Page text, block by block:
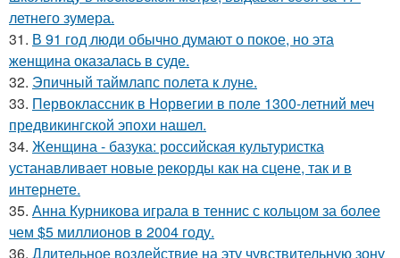
летнего зумера.
31. В 91 год люди обычно думают о покое, но эта
женщина оказалась в суде.
32. Эпичный таймлапс полета к луне.
33. Первоклассник в Норвегии в поле 1300-летний меч
предвикингской эпохи нашел.
34. Женщина - базука: российская культуристка
устанавливает новые рекорды как на сцене, так и в
интернете.
35. Анна Курникова играла в теннис с кольцом за более
чем $5 миллионов в 2004 году.
36. Длительное воздействие на эту чувствительную зону